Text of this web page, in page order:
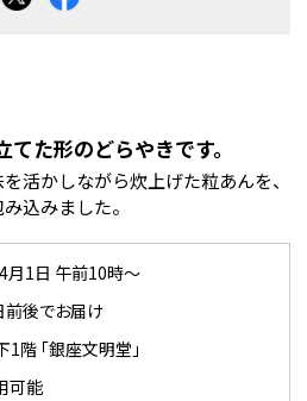
た形のどらやきです。
活かしながら炊上げた粒あんを、
込みました。
月1日 午前10時～
前後でお届け
階 「銀座文明堂」
可能